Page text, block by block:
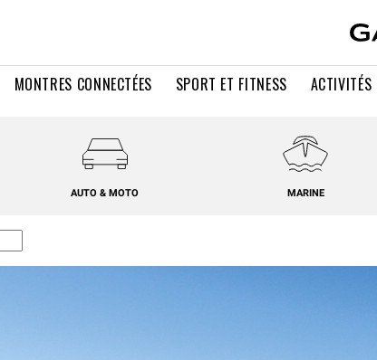
MONTRES CONNECTÉES SPORT ET FITNESS ACTIVITÉS
AUTO & MOTO MARINE